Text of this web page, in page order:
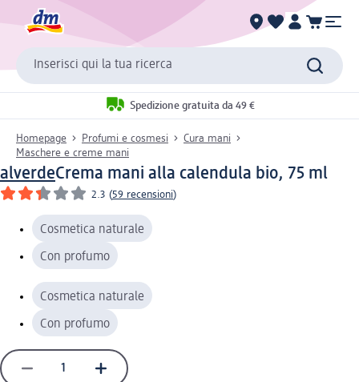
Inserisci qui la tua ricerca
Spedizione gratuita da 49 €
Homepage Profumi e cosmesi
Cura mani
Maschere e creme mani
alverdeCrema mani alla calendula bio, 75 ml
2.3 (59 recensioni)
Cosmetica naturale
Con profumo
Cosmetica naturale
Con profumo